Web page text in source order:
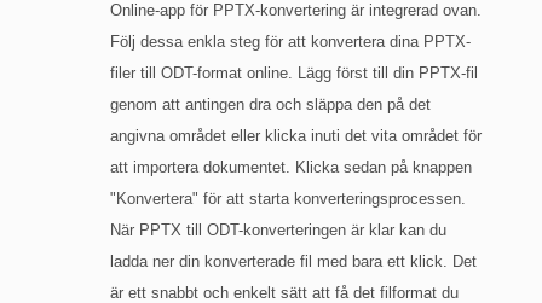
Online-app för PPTX-konvertering är integrerad ovan.
Följ dessa enkla steg för att konvertera dina PPTX-
filer till ODT-format online. Lägg först till din PPTX-fil
genom att antingen dra och släppa den på det
angivna området eller klicka inuti det vita området för
att importera dokumentet. Klicka sedan på knappen
"Konvertera" för att starta konverteringsprocessen.
När PPTX till ODT-konverteringen är klar kan du
ladda ner din konverterade fil med bara ett klick. Det
är ett snabbt och enkelt sätt att få det filformat du